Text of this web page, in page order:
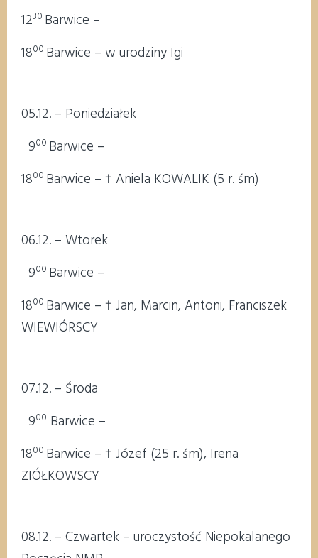
1230 Barwice –
1800 Barwice – w urodziny Igi
05.12. – Poniedziałek
900 Barwice –
1800 Barwice – † Aniela KOWALIK (5 r. śm)
06.12. – Wtorek
900 Barwice –
1800 Barwice – † Jan, Marcin, Antoni, Franciszek
WIEWIÓRSCY
07.12. – Środa
900 Barwice –
1800 Barwice – † Józef (25 r. śm), Irena
ZIÓŁKOWSCY
08.12. – Czwartek – uroczystość Niepokalanego